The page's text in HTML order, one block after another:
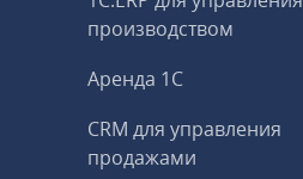
производством
Аренда 1С
CRM для управления
продажами